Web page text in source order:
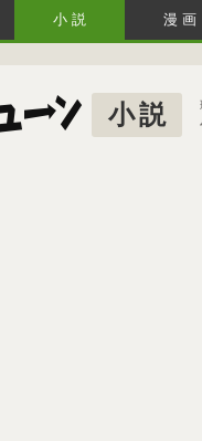
小説 漫画
小説